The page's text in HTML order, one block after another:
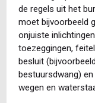
de regels uit het
moet bijvoorbeeld
onjuiste
toezeggingen,
besluit
bestuursdwang)
wegen en